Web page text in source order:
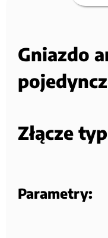
Gniazdo
Złącze
Parametry: